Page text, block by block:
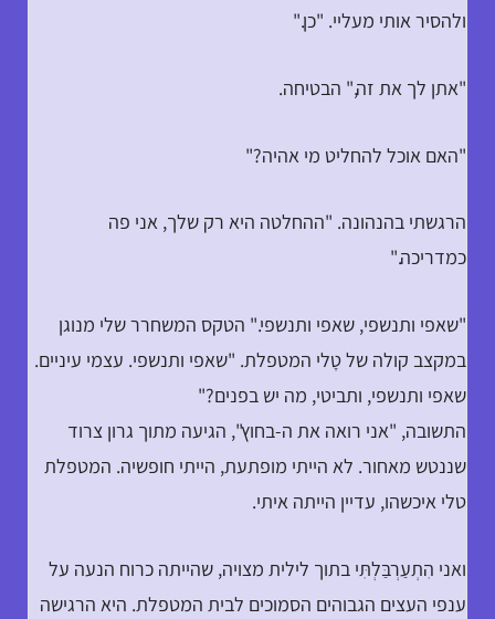
ולהסיר אותי מעליי. "כן."
"אתן לך את זה," הבטיחה.
"האם אוכל להחליט מי אהיה?"
הרגשתי בהנהונה. "ההחלטה היא רק שלך, אני פה
כמדריכה."
"שאפי ותנשפי, שאפי ותנשפי." הטקס המשחרר שלי מנוגן
במקצב קולה של טָלי המטפלת. "שאפי ותנשפי. עצמי עיניים.
שאפי ותנשפי, ותביטי, מה יש בפנים?"
התשובה, "אני רואה את ה-בחוץ", הגיעה מתוך גרון צרוד
שננטש מאחור. לא הייתי מופתעת, הייתי חופשיה. המטפלת
טלי איכשהו, עדיין הייתה איתי.
ואני הִתְעַרְבַּלְתִּי בתוך לילית מצויה, שהייתה כרוח הנעה על
ענפי העצים הגבוהים הסמוכים לבית המטפלת. היא הרגישה